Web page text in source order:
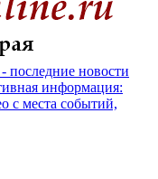
последние новости
информация:
с места событий,